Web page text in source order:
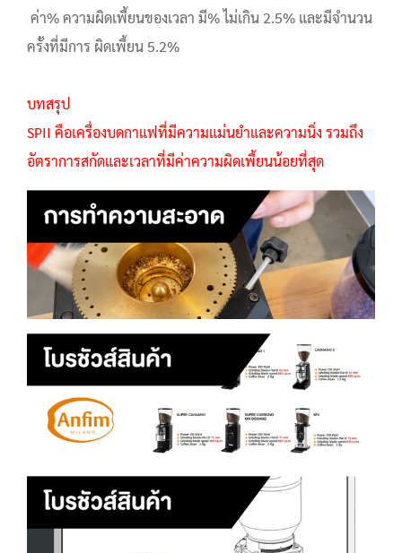
ค่า% ความผิดเพี้ยนของเวลา มี% ไม่เกิน 2.5% และมีจำนวน
ครั้งที่มีการ ผิดเพี้ยน 5.2%
บทสรุป
SPII คือเครื่องบดกาแฟที่มีความแม่นยำและความนิ่ง รวมถึง
อัตราการสกัดและเวลาที่มีค่าความผิดเพี้ยนน้อยที่สุด